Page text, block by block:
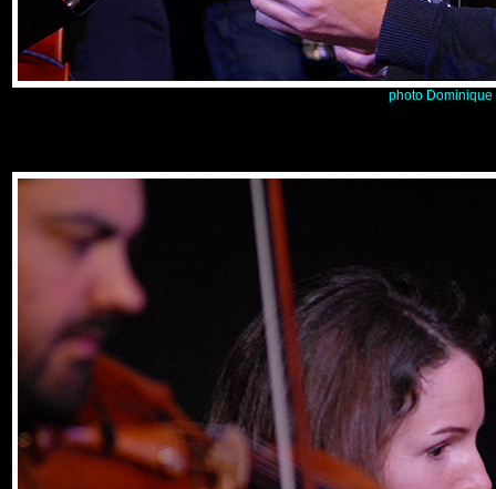
photo Dominique